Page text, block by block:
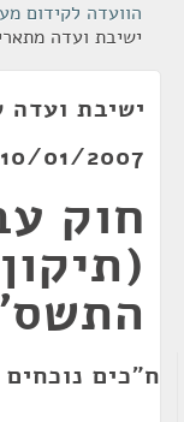
הוועדה לקידום
ישיבת ועדה מתאריך 10/01/
10/01/2007
חוק
התשס"ז-
ח"כים נוכחים